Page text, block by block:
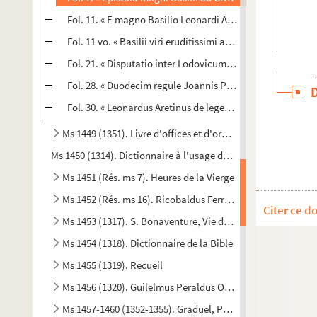
Fol. 11. « E magno Basilio Leonardi Aretini traductio.
Fol. 11 vo. « Basilii viri eruditissimi ac sanctissimi de
Fol. 21. « Disputatio inter Lodovicum Foscarenum et
Fol. 28. « Duodecim regule Joannis Pici Mirandule,
Fol. 30. « Leonardus Aretinus de legendis poetis, ad
Ms 1449 (1351). Livre d'offices et d'oraisons
Ms 1450 (1314). Dictionnaire à l'usage des prédicateurs
Ms 1451 (Rés. ms 7). Heures de la Vierge
Ms 1452 (Rés. ms 16). Ricobaldus Ferrariensis, de
Ms 1453 (1317). S. Bonaventure, Vie de S. François
Ms 1454 (1318). Dictionnaire de la Bible
Ms 1455 (1319). Recueil
Ms 1456 (1320). Guilelmus Peraldus OP [= Guillaume
Ms 1457-1460 (1352-1355). Graduel, Psautier et Vespéral à
Citer ce